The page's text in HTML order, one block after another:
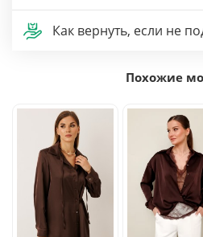
Как вернуть, если не
Похожие